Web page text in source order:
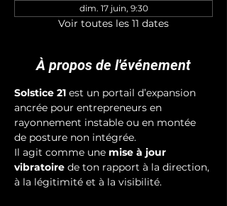
dim. 17 juin, 9:30
Voir toutes les 11 dates
À propos de l'événement
Solstice 21 est un portail d’expansion
ancrée pour entrepreneurs en
rayonnement instable ou en montée
de posture non intégrée.
Il agit comme une mise à jour
vibratoire de ton rapport à la direction,
à la légitimité et à la visibilité.